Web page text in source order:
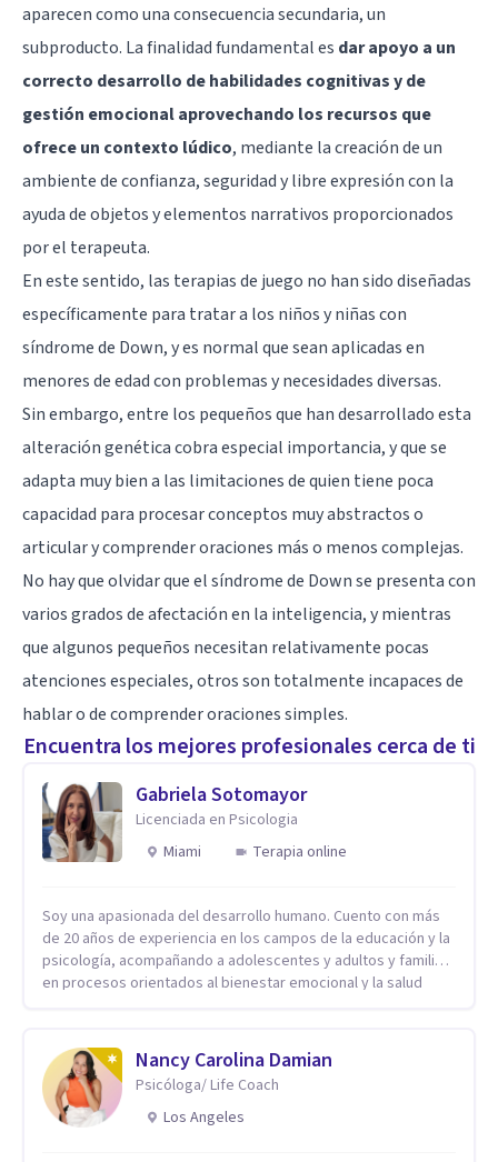
aparecen como una consecuencia secundaria, un
subproducto. La finalidad fundamental es dar apoyo a un
correcto desarrollo de habilidades cognitivas y de
gestión emocional aprovechando los recursos que
ofrece un contexto lúdico, mediante la creación de un
ambiente de confianza, seguridad y libre expresión con la
ayuda de objetos y elementos narrativos proporcionados
por el terapeuta.
En este sentido, las terapias de juego no han sido diseñadas
específicamente para tratar a los niños y niñas con
síndrome de Down, y es normal que sean aplicadas en
menores de edad con problemas y necesidades diversas.
Sin embargo, entre los pequeños que han desarrollado esta
alteración genética cobra especial importancia, y que se
adapta muy bien a las limitaciones de quien tiene poca
capacidad para procesar conceptos muy abstractos o
articular y comprender oraciones más o menos complejas.
No hay que olvidar que el síndrome de Down se presenta con
varios grados de afectación en la inteligencia, y mientras
que algunos pequeños necesitan relativamente pocas
atenciones especiales, otros son totalmente incapaces de
hablar o de comprender oraciones simples.
Encuentra los mejores profesionales cerca de ti
Gabriela Sotomayor
Licenciada en Psicologia
Miami
Terapia online
Soy una apasionada del desarrollo humano. Cuento con más
de 20 años de experiencia en los campos de la educación y la
psicología, acompañando a adolescentes y adultos y familias
en procesos orientados al bienestar emocional y la salud
sentido. Considero que esto es posible cuando
desarrollamos una mayor conciencia de nuestro mundo
interior y de la manera en que nuestras experiencias influyen
en nuestra forma de sentir, pensar y relacionarnos. Mi misión
Nancy Carolina Damian
Psicóloga/ Life Coach
Los Angeles